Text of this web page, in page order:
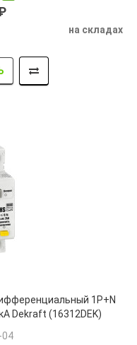
на складах
1P+N
Dekraft (16312DEK)